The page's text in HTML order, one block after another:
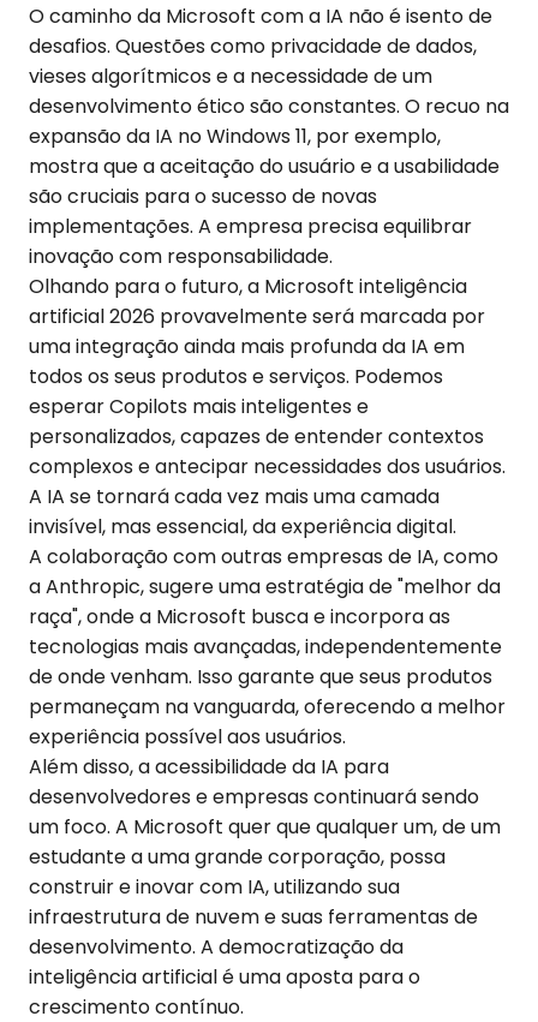
O caminho da Microsoft com a IA não é isento de
desafios. Questões como privacidade de dados,
vieses algorítmicos e a necessidade de um
desenvolvimento ético são constantes. O recuo na
expansão da IA no Windows 11, por exemplo,
mostra que a aceitação do usuário e a usabilidade
são cruciais para o sucesso de novas
implementações. A empresa precisa equilibrar
inovação com responsabilidade.
Olhando para o futuro, a Microsoft inteligência
artificial 2026 provavelmente será marcada por
uma integração ainda mais profunda da IA em
todos os seus produtos e serviços. Podemos
esperar Copilots mais inteligentes e
personalizados, capazes de entender contextos
complexos e antecipar necessidades dos usuários.
A IA se tornará cada vez mais uma camada
invisível, mas essencial, da experiência digital.
A colaboração com outras empresas de IA, como
a Anthropic, sugere uma estratégia de "melhor da
raça", onde a Microsoft busca e incorpora as
tecnologias mais avançadas, independentemente
de onde venham. Isso garante que seus produtos
permaneçam na vanguarda, oferecendo a melhor
experiência possível aos usuários.
Além disso, a acessibilidade da IA para
desenvolvedores e empresas continuará sendo
um foco. A Microsoft quer que qualquer um, de um
estudante a uma grande corporação, possa
construir e inovar com IA, utilizando sua
infraestrutura de nuvem e suas ferramentas de
desenvolvimento. A democratização da
inteligência artificial é uma aposta para o
crescimento contínuo.